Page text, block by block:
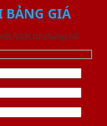
BẢNG GIÁ
nhất từ chúng tôi